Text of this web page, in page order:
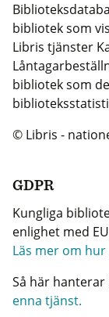
bibliotek som
Libris tjänster
bibliotek som
© Libris -
GDPR
Kungliga
enlighet med
Läs mer om
Så här
enna tjänst.